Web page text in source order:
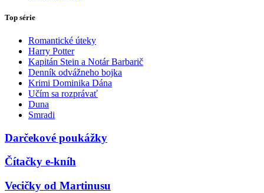
Top série
Romantické úteky
Harry Potter
Kapitán Stein a Notár Barbarič
Denník odvážneho bojka
Krimi Dominika Dána
Učím sa rozprávať
Duna
Smradi
Darčekové poukážky
Čítačky e-kníh
Vecičky od Martinusu